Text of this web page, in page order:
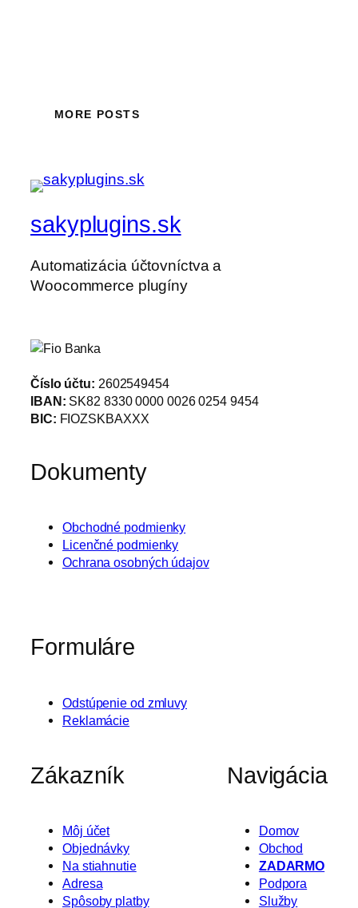
MORE POSTS
sakyplugins.sk
Automatizácia účtovníctva a
Woocommerce plugíny
Číslo účtu: 2602549454
IBAN: SK82 8330 0000 0026 0254 9454
BIC: FIOZSKBAXXX
Dokumenty
Obchodné podmienky
Licenčné podmienky
Ochrana osobných údajov
Formuláre
Odstúpenie od zmluvy
Reklamácie
Zákazník
Môj účet
Objednávky
Na stiahnutie
Adresa
Spôsoby platby
Navigácia
Domov
Obchod
ZADARMO
Podpora
Služby